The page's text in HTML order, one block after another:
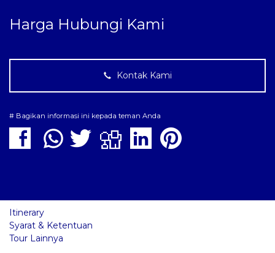
Harga Hubungi Kami
Kontak Kami
# Bagikan informasi ini kepada teman Anda
Itinerary
Syarat & Ketentuan
Tour Lainnya